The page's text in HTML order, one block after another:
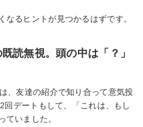
なるヒントが見つかるはずです。
読無視。頭の中は「？」
、友達の紹介で知り合って意気投
デートもして、「これは、もし
いました。